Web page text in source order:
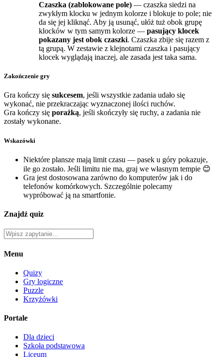
Czaszka (zablokowane pole) — czaszka siedzi na
zwykłym klocku w jednym kolorze i blokuje to pole; nie
da się jej kliknąć. Aby ją usunąć, ułóż tuż obok grupę
klocków w tym samym kolorze — pasujący klocek
pokazany jest obok czaszki. Czaszka zbije się razem z
tą grupą. W zestawie z klejnotami czaszka i pasujący
klocek wyglądają inaczej, ale zasada jest taka sama.
Zakończenie gry
Gra kończy się sukcesem, jeśli wszystkie zadania udało się
wykonać, nie przekraczając wyznaczonej ilości ruchów.
Gra kończy się porażką, jeśli skończyły się ruchy, a zadania nie
zostały wykonane.
Wskazówki
Niektóre plansze mają limit czasu — pasek u góry pokazuje,
ile go zostało. Jeśli limitu nie ma, graj we własnym tempie 😊
Gra jest dostosowana zarówno do komputerów jak i do
telefonów komórkowych. Szczególnie polecamy
wypróbować ją na smartfonie.
Znajdź quiz
Menu
Quizy
Gry logiczne
Puzzle
Krzyżówki
Portale
Dla dzieci
Szkoła podstawowa
Liceum